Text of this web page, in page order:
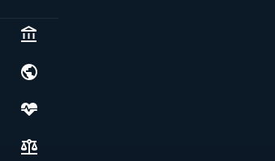
Politics & institutions
Society, justice & freedoms